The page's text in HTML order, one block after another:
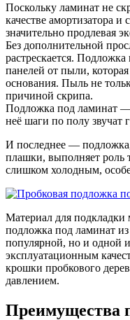
Поскольку ламинат не
качестве амортизатора и
значительно продлевая
Без дополнительной
растрескается.
панелей от пыли,
основания. Пыль не
причиной скрипа.
Подложка под ламинат —
неё шаги по полу звучат
И последнее —
плашки, выполняет роль
слишком холодным,
Материал для
подложка под ламинат из
популярной, но и одной
эксплуатационным
крошки пробкового
давлением.
Преимущества